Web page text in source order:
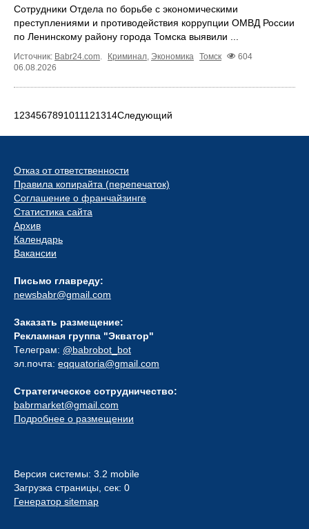
Сотрудники Отдела по борьбе с экономическими
преступлениями и противодействия коррупции ОМВД России
по Ленинскому району города Томска выявили ...
Источник: Babr24.com. Криминал, Экономика Томск
604
06.08.2026
1234567891011121314Следующий
Отказ от ответственности
Правила копирайта (перепечаток)
Соглашение о франчайзинге
Статистика сайта
Архив
Календарь
Вакансии
Письмо главреду:
newsbabr@gmail.com
Заказать размещение:
Рекламная группа "Экватор"
Телеграм: @babrobot_bot
эл.почта: eqquatoria@gmail.com
Стратегическое сотрудничество:
babrmarket@gmail.com
Подробнее о размещении
Версия системы: 3.2 mobile
Загрузка страницы, сек: 0
Генератор sitemap